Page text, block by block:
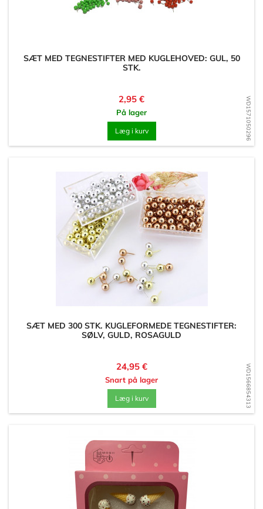
WD1571050296
SÆT MED TEGNESTIFTER MED KUGLEHOVED: GUL, 50
STK.
Pris
2,95 €
På lager
Læg i kurv
WD1566854313
SÆT MED 300 STK. KUGLEFORMEDE TEGNESTIFTER:
SØLV, GULD, ROSAGULD
Pris
24,95 €
Snart på lager
Læg i kurv